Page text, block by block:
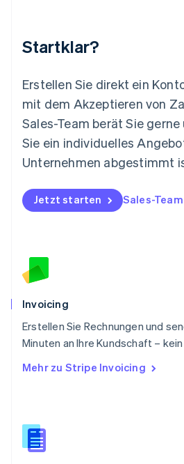
Startklar?
Erstellen Sie direkt ein
mit dem Akzeptieren von
Sales-Team berät Sie
Sie ein individuelles
Unternehmen abgestimmt
Jetzt starten Sales-
Invoicing
Erstellen Sie Rechnungen und
Minuten an Ihre Kundschaft –
Mehr zu Stripe Invoicing
Español English
Niederlande
NederlandsEnglish
English
Österreich
Deutsch
Polen
Portugal
PortuguêsEnglish
Schweden
Schweiz
Singapur
English简体中文
Slowakei
Slowenien
English
Spanien